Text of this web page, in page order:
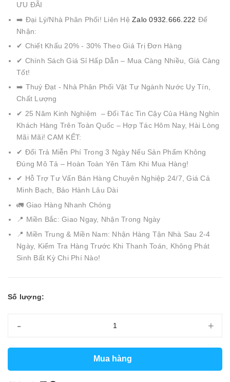
ƯU ĐÃI
➡️ Đại Lý/Nhà Phân Phối! Liên Hệ Zalo 0932.666.222 Để
Nhận:
✔ Chiết Khấu 20% - 30% Theo Giá Trị Đơn Hàng
✔ Chính Sách Giá Sỉ Hấp Dẫn – Mua Càng Nhiều, Giá Càng
Tốt!
➡️ Thuý Đạt - Nhà Phân Phối Vật Tư Ngành Nước Uy Tín,
Chất Lượng
✔ 25 Năm Kinh Nghiệm – Đối Tác Tin Cậy Của Hàng Nghìn
Khách Hàng Trên Toàn Quốc – Hợp Tác Hôm Nay, Hài Lòng
Mãi Mãi! CAM KẾT:
✔ Đổi Trả Miễn Phí Trong 3 Ngày Nếu Sản Phẩm Không
Đúng Mô Tả – Hoàn Toàn Yên Tâm Khi Mua Hàng!
✔ Hỗ Trợ Tư Vấn Bán Hàng Chuyên Nghiệp 24/7, Giá Cả
Minh Bạch, Bảo Hành Lâu Dài
🚛 Giao Hàng Nhanh Chóng
📍 Miền Bắc: Giao Ngay, Nhận Trong Ngày
📍 Miền Trung & Miền Nam: Nhận Hàng Tận Nhà Sau 2-4
Ngày, Kiểm Tra Hàng Trước Khi Thanh Toán, Không Phát
Sinh Bất Kỳ Chi Phí Nào!
Số lượng:
- +
Mua hàng